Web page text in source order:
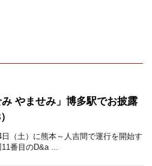
み やませみ」博多駅でお披露
日（土）に熊本～人吉間で運行を開始す
番目のD&a ...